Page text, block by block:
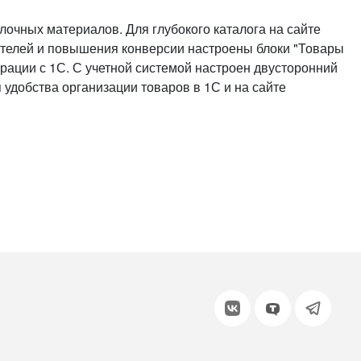
материалов. Для глубокого каталога на сайте
и повышения конверсии настроены блоки "Товары
с 1С. С учетной системой настроен двусторонний
организации товаров в 1С и на сайте